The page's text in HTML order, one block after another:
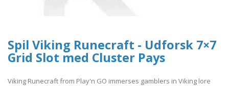
Spil Viking Runecraft - Udforsk 7×7
Grid Slot med Cluster Pays
Viking Runecraft from Play'n GO immerses gamblers in Viking lore